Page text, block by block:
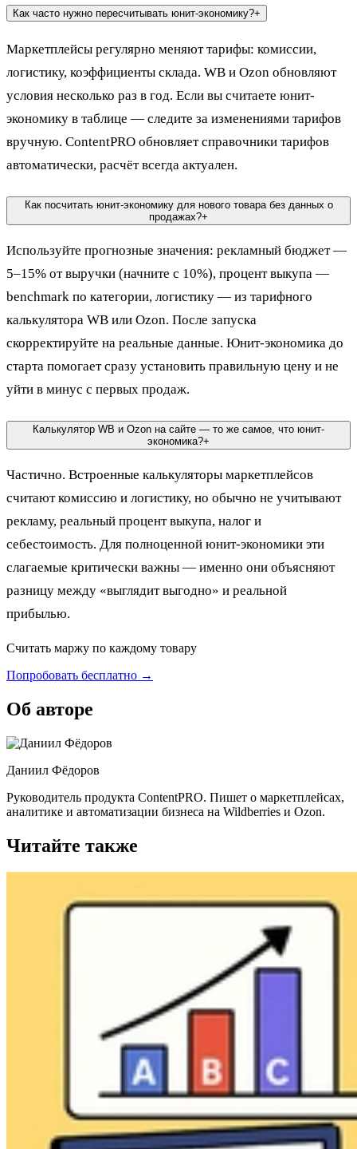
Как часто нужно пересчитывать юнит-экономику?+
Маркетплейсы регулярно меняют тарифы: комиссии,
логистику, коэффициенты склада. WB и Ozon обновляют
условия несколько раз в год. Если вы считаете юнит-
экономику в таблице — следите за изменениями тарифов
вручную. ContentPRO обновляет справочники тарифов
автоматически, расчёт всегда актуален.
Как посчитать юнит-экономику для нового товара без данных о
продажах?+
Используйте прогнозные значения: рекламный бюджет —
5–15% от выручки (начните с 10%), процент выкупа —
benchmark по категории, логистику — из тарифного
калькулятора WB или Ozon. После запуска
скорректируйте на реальные данные. Юнит-экономика до
старта помогает сразу установить правильную цену и не
уйти в минус с первых продаж.
Калькулятор WB и Ozon на сайте — то же самое, что юнит-
экономика?+
Частично. Встроенные калькуляторы маркетплейсов
считают комиссию и логистику, но обычно не учитывают
рекламу, реальный процент выкупа, налог и
себестоимость. Для полноценной юнит-экономики эти
слагаемые критически важны — именно они объясняют
разницу между «выглядит выгодно» и реальной
прибылью.
Считать маржу по каждому товару
Попробовать бесплатно →
Об авторе
Даниил Фёдоров
Руководитель продукта ContentPRO. Пишет о маркетплейсах,
аналитике и автоматизации бизнеса на Wildberries и Ozon.
Читайте также